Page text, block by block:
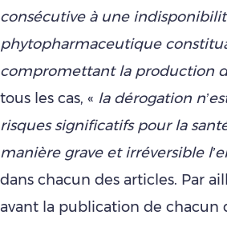
consécutive à une
phytopharmaceutique
compromettant la production
tous les cas, « la dérogation
risques significatifs pour la
manière grave et irréversible
dans chacun des articles. Par
avant la publication de chacun